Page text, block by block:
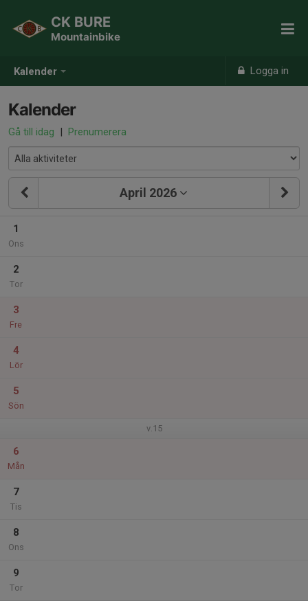
Kalender Logga in
CK BURE
Mountainbike
Kalender
Gå till idag | Prenumerera
April 2026
1
Ons
2
Tor
3
Fre
4
Lör
5
Sön
v.15
6
Mån
7
Tis
8
Ons
9
Tor